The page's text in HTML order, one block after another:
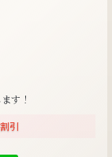
す！
引